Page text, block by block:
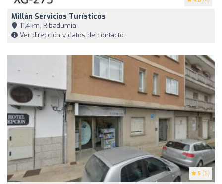
Millán Servicios Turísticos
11,4km, Ribadumia
Ver dirección y datos de contacto
5 (5)